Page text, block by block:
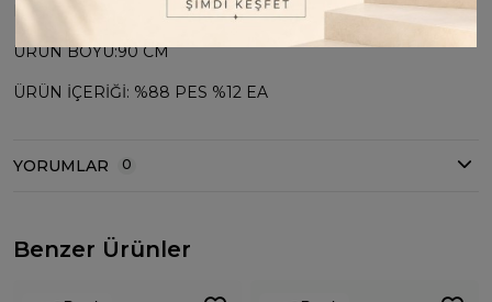
MANKEN BOYU:170 CM
ÜRÜN BOYU:90 CM
ÜRÜN İÇERİĞİ: %88 PES %12 EA
YORUMLAR 0
Benzer Ürünler